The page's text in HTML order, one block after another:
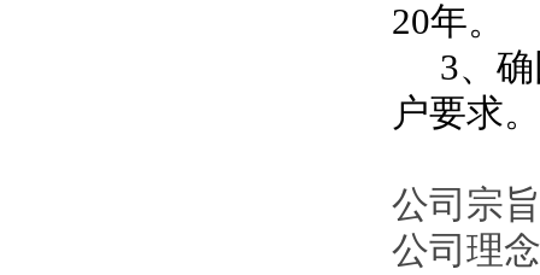
20年。
3、确
户要求。
公司宗
公司理